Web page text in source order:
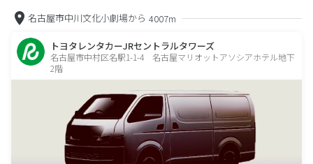
名古屋市中川文化小劇場から 4007m
トヨタレンタカーJRセントラルタワーズ
名古屋市中村区名駅1-1-4 名古屋マリオットアソシアホテル地下
2階